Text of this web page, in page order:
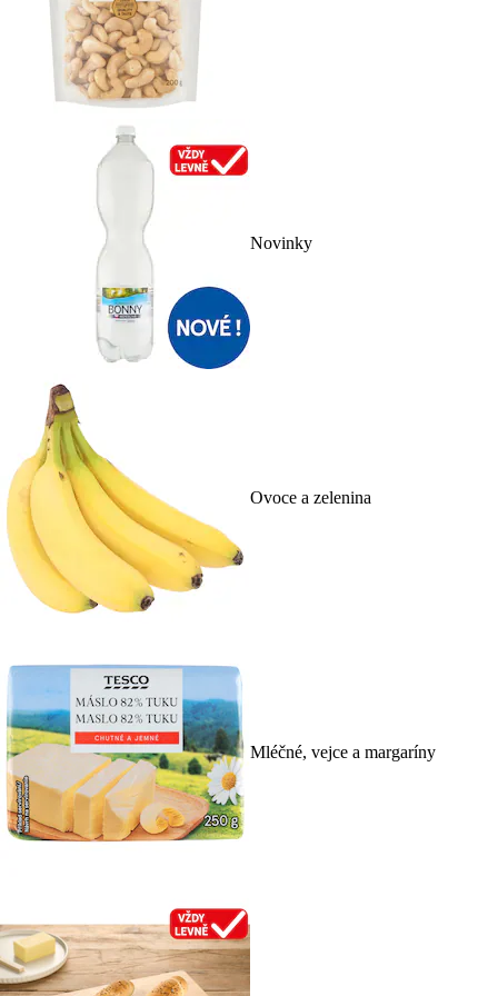
Novinky
Ovoce a zelenina
Mléčné, vejce a margaríny